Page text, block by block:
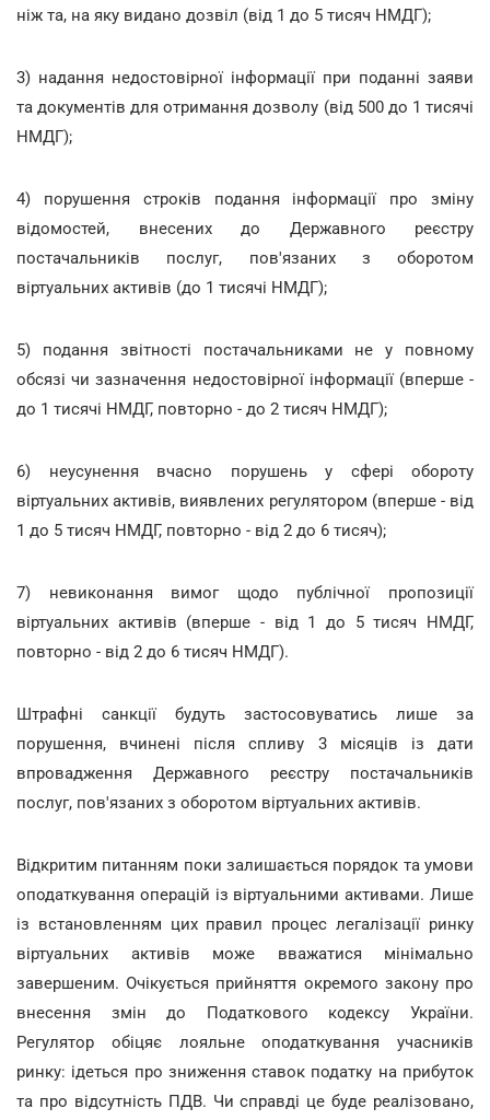
ніж та, на яку видано дозвіл (від 1 до 5 тисяч НМДГ);
3) надання недостовірної інформації при поданні заяви
та документів для отримання дозволу (від 500 до 1 тисячі
НМДГ);
4) порушення строків подання інформації про зміну
відомостей, внесених до Державного реєстру
постачальників послуг, пов'язаних з оборотом
віртуальних активів (до 1 тисячі НМДГ);
5) подання звітності постачальниками не у повному
обсязі чи зазначення недостовірної інформації (вперше -
до 1 тисячі НМДГ, повторно - до 2 тисяч НМДГ);
6) неусунення вчасно порушень у сфері обороту
віртуальних активів, виявлених регулятором (вперше - від
1 до 5 тисяч НМДГ, повторно - від 2 до 6 тисяч);
7) невиконання вимог щодо публічної пропозиції
віртуальних активів (вперше - від 1 до 5 тисяч НМДГ,
повторно - від 2 до 6 тисяч НМДГ).
Штрафні санкції будуть застосовуватись лише за
порушення, вчинені після спливу 3 місяців із дати
впровадження Державного реєстру постачальників
послуг, пов'язаних з оборотом віртуальних активів.
Відкритим питанням поки залишається порядок та умови
оподаткування операцій із віртуальними активами. Лише
із встановленням цих правил процес легалізації ринку
віртуальних активів може вважатися мінімально
завершеним. Очікується прийняття окремого закону про
внесення змін до Податкового кодексу України.
Регулятор обіцяє лояльне оподаткування учасників
ринку: ідеться про зниження ставок податку на прибуток
та про відсутність ПДВ. Чи справді це буде реалізовано,